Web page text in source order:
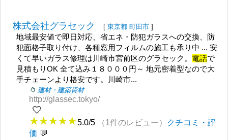
株式会社グラセック [ 東京都 町田市 ]
地域最安値で即日対応、省エネ・防犯ガラスへの交換、防
犯面格子取り付け、各種窓用フィルムの施工も承り中 ... 安
くて早いガラス修理は川崎市宮前区のグラセック。 電話で
見積もりOK 全て込み１８０００円～ 地元密着型なので大
手チェーンより格安です。川崎市...
建材・建築資材
http://glassec.tokyo/
🤍
5.0/5 （1件のレビュー）
クチコミ・評
価